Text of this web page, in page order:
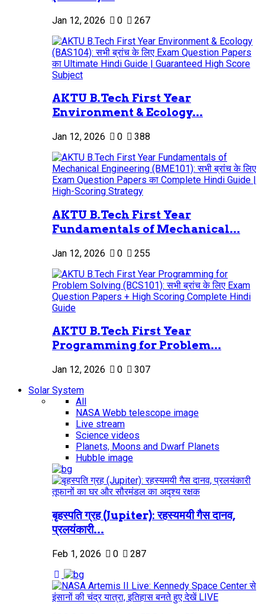
Jan 12, 2026 0 267
AKTU B.Tech First Year
Environment & Ecology...
Jan 12, 2026 0 388
AKTU B.Tech First Year
Fundamentals of Mechanical...
Jan 12, 2026 0 255
AKTU B.Tech First Year
Programming for Problem...
Jan 12, 2026 0
307
Solar System
All
NASA Webb telescope image
Live stream
Science videos
Planets, Moons and Dwarf Planets
Hubble image
बृहस्पति ग्रह (Jupiter): रहस्यमयी गैस दानव,
प्रलयंकारी...
Feb 1, 2026 0 287